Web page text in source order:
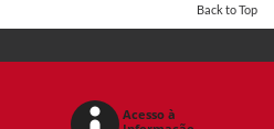
Back to Top